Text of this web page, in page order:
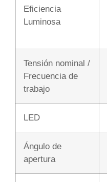
Eficiencia
Luminosa
Tensión nominal /
Frecuencia de
trabajo
LED
Ángulo de
apertura